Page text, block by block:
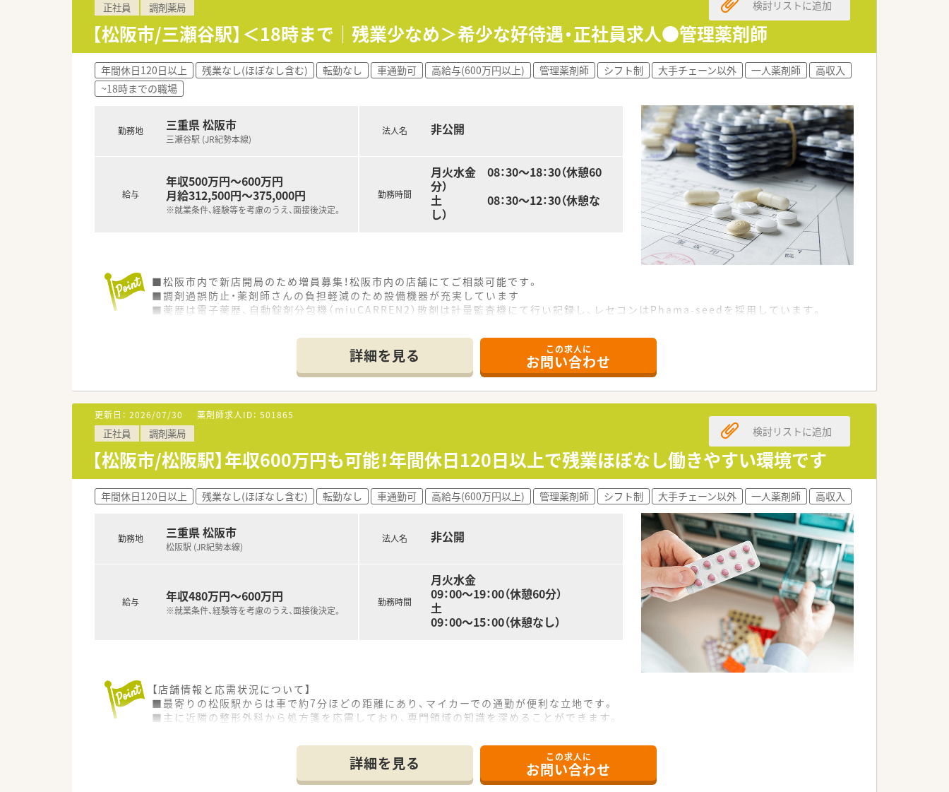
正社員 調剤薬局
【松阪市/三瀬谷駅】＜18時まで｜残業少なめ＞希少な好待遇・正社員求人●管理薬剤師
検討リストに追加
年間休日120日以上 残業なし(ほぼなし含む) 転勤なし 車通勤可 高給与(600万円以上) 管理薬剤師 シフト制 大手チェーン以外 一人薬剤師
高収入
~18時までの職場
勤務地 三重県 松阪市
三瀬谷駅 (JR紀勢本線)
給与
年収500万円～600万円
月給312,500円～375,000円
※就業条件、経験等を考慮のうえ、面接後決定。
法人名 非公開
勤務時間
月火水金 08：30～18：30（休憩60
分）
土 08：30～12：30（休憩な
し）
■松阪市内で新店開局のため増員募集！松阪市内の店舗にてご相談可能です。
■調剤過誤防止・薬剤師さんの負担軽減のため設備機器が充実しています
■薬歴は電子薬歴、自動錠剤分包機（miuCARREN2）散剤は計量監査機にて行い記録し、レセコンはPhama-seedを採用しています。
■20～40代の若手薬剤師さんが活躍中！今後の世代を担って頂ける方を募集しています。
詳細を見る この求人に
お問い合わせ
更新日： 2026/07/30 薬剤師求人ID： 501865
正社員 調剤薬局
【松阪市/松阪駅】年収600万円も可能！年間休日120日以上で残業ほぼなし働きやすい環境です
検討リストに追加
年間休日120日以上 残業なし(ほぼなし含む) 転勤なし 車通勤可 高給与(600万円以上) 管理薬剤師 シフト制 大手チェーン以外 一人薬剤師 高収入
勤務地 三重県 松阪市
松阪駅 (JR紀勢本線)
給与 年収480万円～600万円
※就業条件、経験等を考慮のうえ、面接後決定。
法人名 非公開
勤務時間
月火水金
09：00～19：00（休憩60分）
土
09：00～15：00（休憩なし）
【店舗情報と応需状況について】
■最寄りの松阪駅からは車で約7分ほどの距離にあり、マイカーでの通勤が便利な立地です。
■主に近隣の整形外科から処方箋を応需しており、専門領域の知識を深めることができます。
■三重県と岐阜県において7店舗の調剤薬局を運営し、地域医療に深く貢献しています。
■30代の薬剤師が社長を務めており、現場で働くスタッフの目線を大切にしています。
詳細を見る この求人に
お問い合わせ